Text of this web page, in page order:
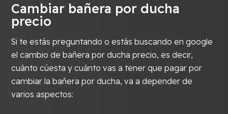
Cambiar bañera por ducha
precio
Si te estás preguntando o estás buscando en google
el cambio de bañera por ducha precio, es decir,
cuánto cúesta y cuánto vas a tener que pagar por
cambiar la bañera por ducha, va a depender de
varios aspectos: